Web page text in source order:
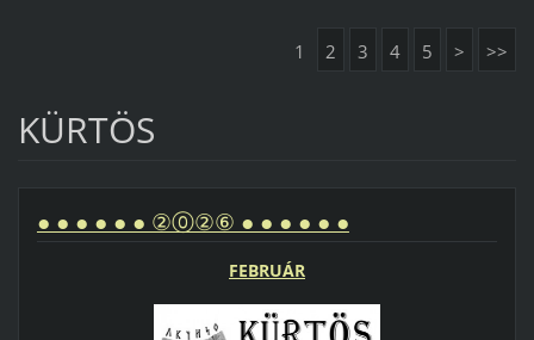
1 2 3 4 5 > >>
KÜRTÖS
● ● ● ● ● ● ②⓪②⑥ ● ● ● ● ● ●
FEBRUÁR